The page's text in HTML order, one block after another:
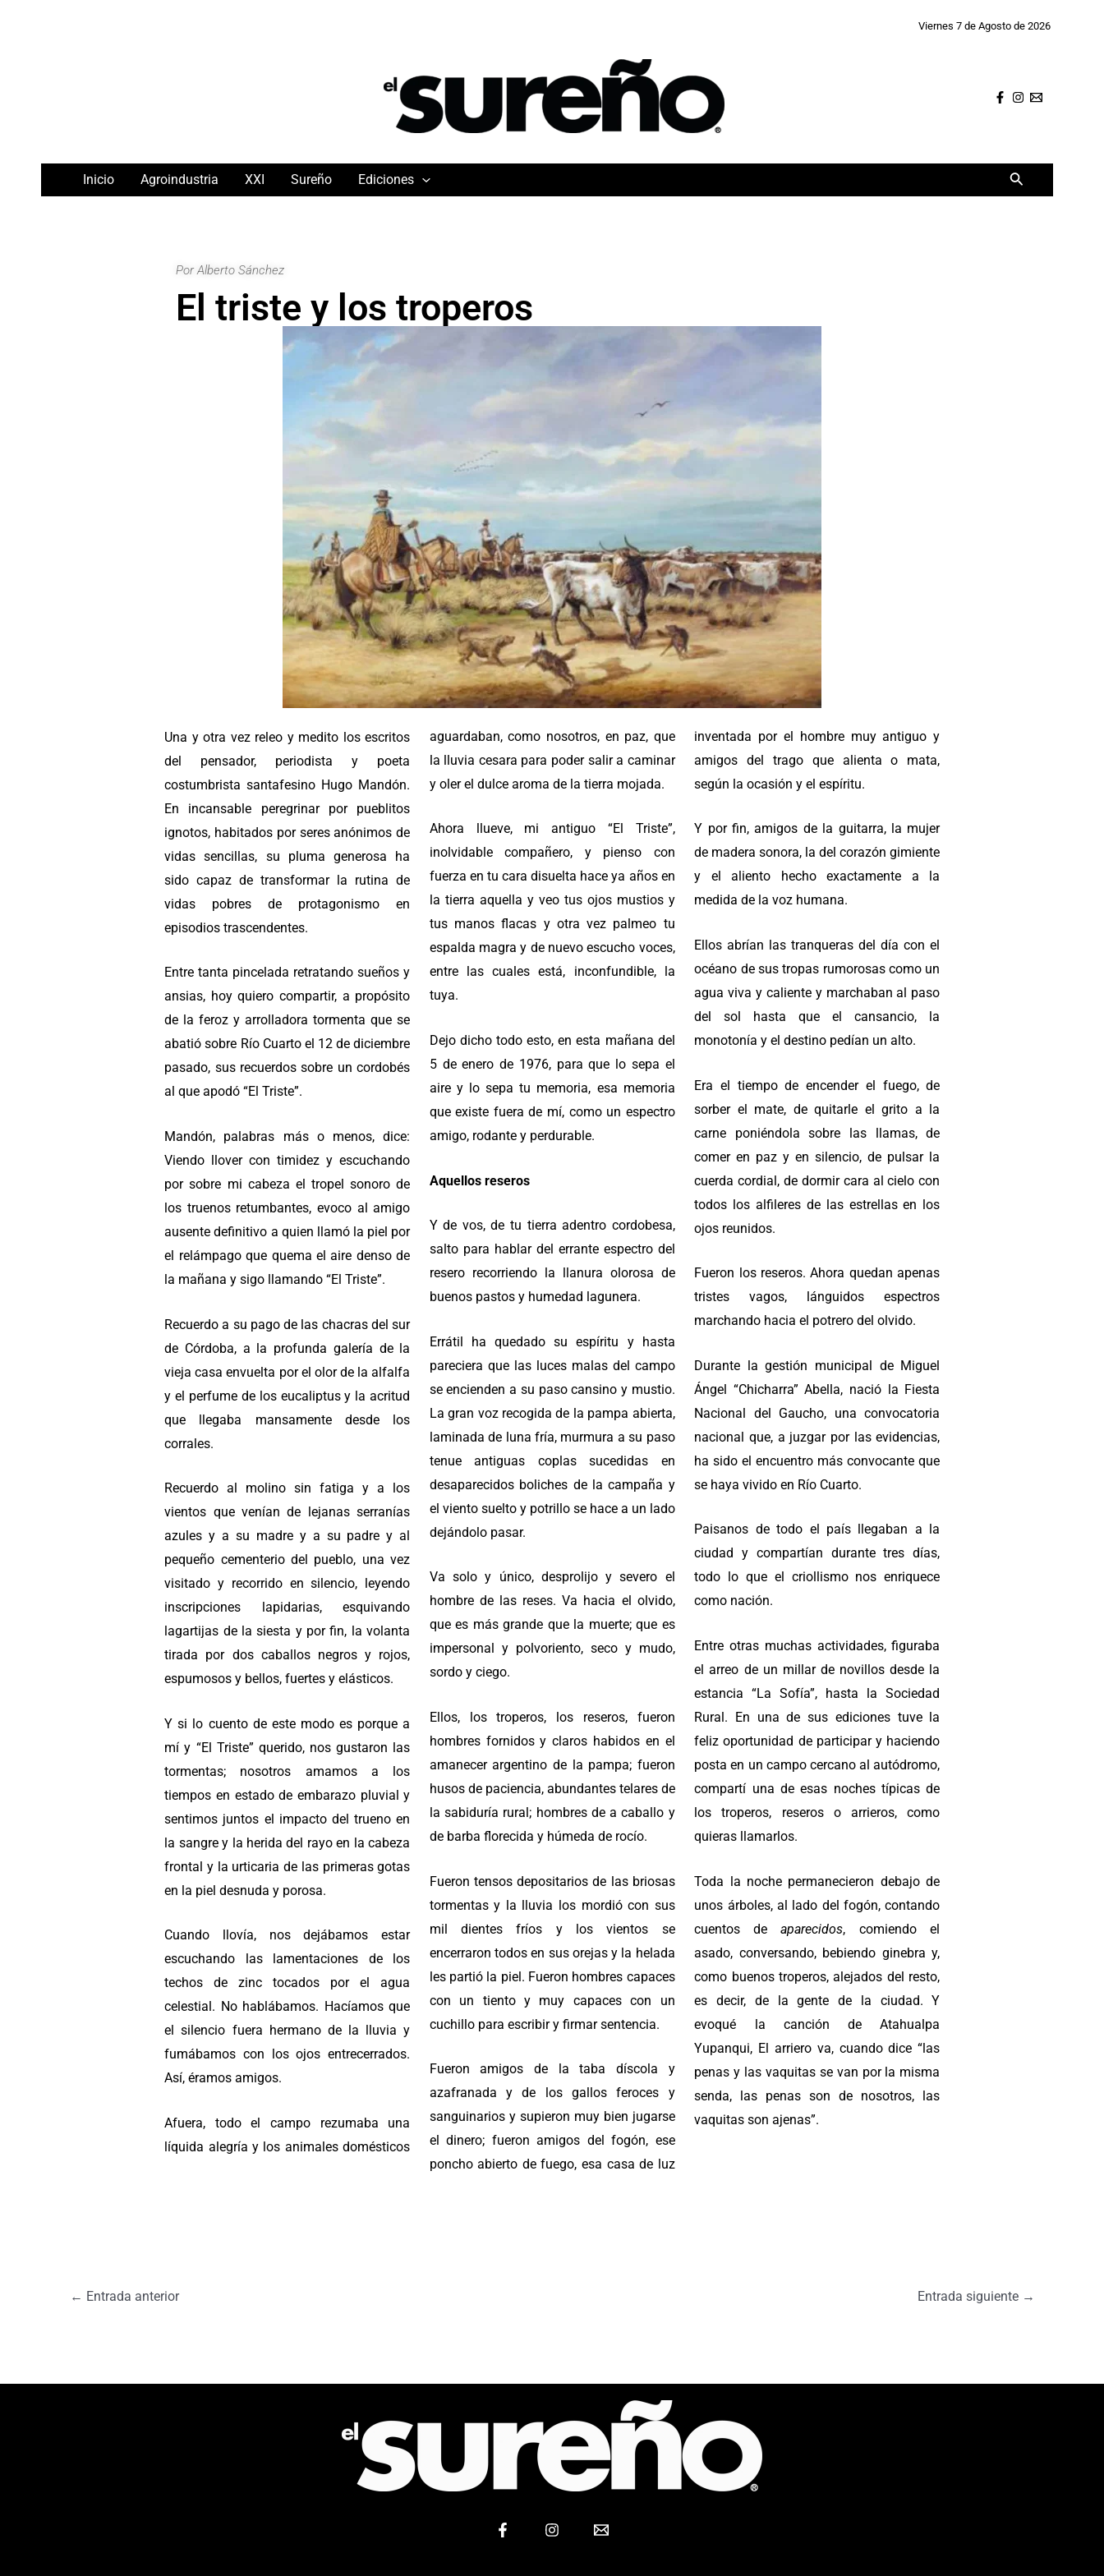
Viernes 7 de Agosto de 2026
Inicio Agroindustria XXI Sureño Ediciones Buscar
Por Alberto Sánchez
El triste y los troperos
Una y otra vez releo y medito los escritos
del pensador, periodista y poeta
costumbrista santafesino Hugo Mandón.
En incansable peregrinar por pueblitos
ignotos, habitados por seres anónimos de
vidas sencillas, su pluma generosa ha
sido capaz de transformar la rutina de
vidas pobres de protagonismo en
episodios trascendentes.
Entre tanta pincelada retratando sueños y
ansias, hoy quiero compartir, a propósito
de la feroz y arrolladora tormenta que se
abatió sobre Río Cuarto el 12 de diciembre
pasado, sus recuerdos sobre un cordobés
al que apodó “El Triste”.
Mandón, palabras más o menos, dice:
Viendo llover con timidez y escuchando
por sobre mi cabeza el tropel sonoro de
los truenos retumbantes, evoco al amigo
ausente definitivo a quien llamó la piel por
el relámpago que quema el aire denso de
la mañana y sigo llamando “El Triste”.
Recuerdo a su pago de las chacras del sur
de Córdoba, a la profunda galería de la
vieja casa envuelta por el olor de la alfalfa
y el perfume de los eucaliptus y la acritud
que llegaba mansamente desde los
corrales.
Recuerdo al molino sin fatiga y a los
vientos que venían de lejanas serranías
azules y a su madre y a su padre y al
pequeño cementerio del pueblo, una vez
visitado y recorrido en silencio, leyendo
inscripciones lapidarias, esquivando
lagartijas de la siesta y por fin, la volanta
tirada por dos caballos negros y rojos,
espumosos y bellos, fuertes y elásticos.
Y si lo cuento de este modo es porque a
mí y “El Triste” querido, nos gustaron las
tormentas; nosotros amamos a los
tiempos en estado de embarazo pluvial y
sentimos juntos el impacto del trueno en
la sangre y la herida del rayo en la cabeza
frontal y la urticaria de las primeras gotas
en la piel desnuda y porosa.
Cuando llovía, nos dejábamos estar
escuchando las lamentaciones de los
techos de zinc tocados por el agua
celestial. No hablábamos. Hacíamos que
el silencio fuera hermano de la lluvia y
fumábamos con los ojos entrecerrados.
Así, éramos amigos.
Afuera, todo el campo rezumaba una
líquida alegría y los animales domésticos
aguardaban, como nosotros, en paz, que
la lluvia cesara para poder salir a caminar
y oler el dulce aroma de la tierra mojada.
Ahora llueve, mi antiguo “El Triste”,
inolvidable compañero, y pienso con
fuerza en tu cara disuelta hace ya años en
la tierra aquella y veo tus ojos mustios y
tus manos flacas y otra vez palmeo tu
espalda magra y de nuevo escucho voces,
entre las cuales está, inconfundible, la
tuya.
Dejo dicho todo esto, en esta mañana del
5 de enero de 1976, para que lo sepa el
aire y lo sepa tu memoria, esa memoria
que existe fuera de mí, como un espectro
amigo, rodante y perdurable.
Aquellos reseros
Y de vos, de tu tierra adentro cordobesa,
salto para hablar del errante espectro del
resero recorriendo la llanura olorosa de
buenos pastos y humedad lagunera.
Errátil ha quedado su espíritu y hasta
pareciera que las luces malas del campo
se encienden a su paso cansino y mustio.
La gran voz recogida de la pampa abierta,
laminada de luna fría, murmura a su paso
tenue antiguas coplas sucedidas en
desaparecidos boliches de la campaña y
el viento suelto y potrillo se hace a un lado
dejándolo pasar.
Va solo y único, desprolijo y severo el
hombre de las reses. Va hacia el olvido,
que es más grande que la muerte; que es
impersonal y polvoriento, seco y mudo,
sordo y ciego.
Ellos, los troperos, los reseros, fueron
hombres fornidos y claros habidos en el
amanecer argentino de la pampa; fueron
husos de paciencia, abundantes telares de
la sabiduría rural; hombres de a caballo y
de barba florecida y húmeda de rocío.
Fueron tensos depositarios de las briosas
tormentas y la lluvia los mordió con sus
mil dientes fríos y los vientos se
encerraron todos en sus orejas y la helada
les partió la piel. Fueron hombres capaces
con un tiento y muy capaces con un
cuchillo para escribir y firmar sentencia.
Fueron amigos de la taba díscola y
azafranada y de los gallos feroces y
sanguinarios y supieron muy bien jugarse
el dinero; fueron amigos del fogón, ese
poncho abierto de fuego, esa casa de luz
inventada por el hombre muy antiguo y
amigos del trago que alienta o mata,
según la ocasión y el espíritu.
Y por fin, amigos de la guitarra, la mujer
de madera sonora, la del corazón gimiente
y el aliento hecho exactamente a la
medida de la voz humana.
Ellos abrían las tranqueras del día con el
océano de sus tropas rumorosas como un
agua viva y caliente y marchaban al paso
del sol hasta que el cansancio, la
monotonía y el destino pedían un alto.
Era el tiempo de encender el fuego, de
sorber el mate, de quitarle el grito a la
carne poniéndola sobre las llamas, de
comer en paz y en silencio, de pulsar la
cuerda cordial, de dormir cara al cielo con
todos los alfileres de las estrellas en los
ojos reunidos.
Fueron los reseros. Ahora quedan apenas
tristes vagos, lánguidos espectros
marchando hacia el potrero del olvido.
Durante la gestión municipal de Miguel
Ángel “Chicharra” Abella, nació la Fiesta
Nacional del Gaucho, una convocatoria
nacional que, a juzgar por las evidencias,
ha sido el encuentro más convocante que
se haya vivido en Río Cuarto.
Paisanos de todo el país llegaban a la
ciudad y compartían durante tres días,
todo lo que el criollismo nos enriquece
como nación.
Entre otras muchas actividades, figuraba
el arreo de un millar de novillos desde la
estancia “La Sofía”, hasta la Sociedad
Rural. En una de sus ediciones tuve la
feliz oportunidad de participar y haciendo
posta en un campo cercano al autódromo,
compartí una de esas noches típicas de
los troperos, reseros o arrieros, como
quieras llamarlos.
Toda la noche permanecieron debajo de
unos árboles, al lado del fogón, contando
cuentos de aparecidos, comiendo el
asado, conversando, bebiendo ginebra y,
como buenos troperos, alejados del resto,
es decir, de la gente de la ciudad. Y
evoqué la canción de Atahualpa
Yupanqui, El arriero va, cuando dice “las
penas y las vaquitas se van por la misma
senda, las penas son de nosotros, las
vaquitas son ajenas”.
← Entrada anterior Entrada siguiente →